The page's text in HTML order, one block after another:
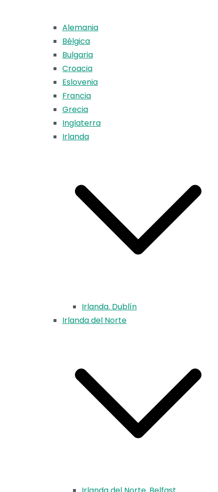
Alemania
Bélgica
Bulgaria
Croacia
Eslovenia
Francia
Grecia
Inglaterra
Irlanda
Irlanda. Dublín
Irlanda del Norte